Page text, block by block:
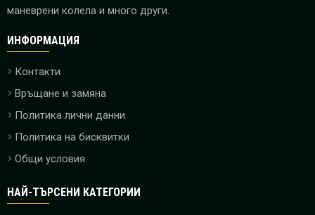
маневрени колела и много други.
ИНФОРМАЦИЯ
Контакти
Връщане и замяна
Политика лични данни
Политика на бисквитки
Общи условия
НАЙ-ТЪРСЕНИ КАТЕГОРИИ